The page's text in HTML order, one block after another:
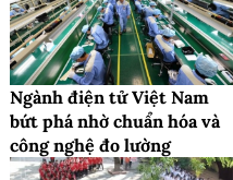
Ngành điện tử Việt Nam
bứt phá nhờ chuẩn hóa và
công nghệ đo lường